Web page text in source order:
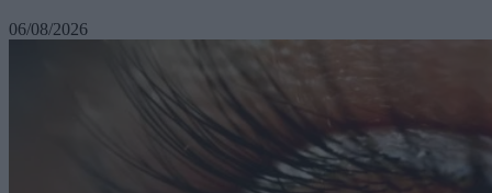
06/08/2026